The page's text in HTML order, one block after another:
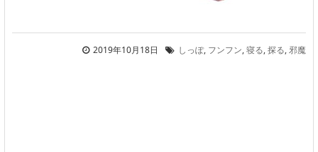
2019年10月18日 しっぽ, フンフン,寝る,探る,邪魔